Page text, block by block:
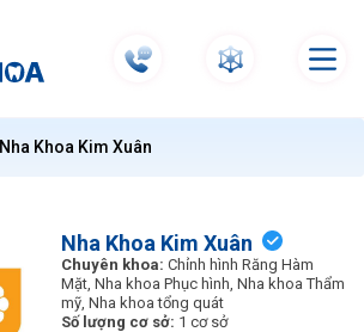
Nha Khoa Kim Xuân
Nha Khoa Kim Xuân
Chuyên khoa: Chỉnh hình Răng Hàm
Mặt, Nha khoa Phục hình, Nha khoa Thẩm
mỹ, Nha khoa tổng quát
Số lượng cơ sở: 1 cơ sở